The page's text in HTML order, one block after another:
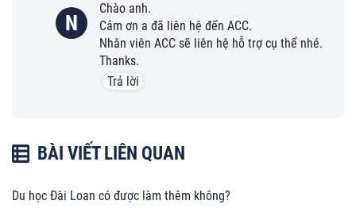
N
Chào anh.
Cảm ơn a đã liên hệ đến ACC.
Nhân viên ACC sẽ liên hệ hỗ trợ cụ thể nhé.
Thanks.
Trả lời
BÀI VIẾT LIÊN QUAN
Du học Đài Loan có được làm thêm không?